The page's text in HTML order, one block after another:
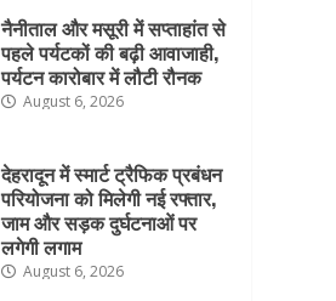
देहरादून में स्मार्ट ट्रैफिक प्रबंधन
परियोजना को मिलेगी नई रफ्तार,
जाम और सड़क दुर्घटनाओं पर
लगेगी लगाम
August 6, 2026
जनगणना 2027 की तैयारी शुरू,
उत्तराखंड में 1 सितंबर से शुरू
होगा विशेष गणना अभियान
August 6, 2026